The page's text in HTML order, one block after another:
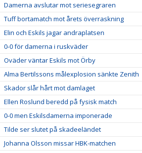
Damerna avslutar mot seriesegraren
Tuff bortamatch mot årets överraskning
Elin och Eskils jagar andraplatsen
0-0 för damerna i ruskväder
Oväder väntar Eskils mot Örby
Alma Bertilssons målexplosion sänkte Zenith
Skador slår hårt mot damlaget
Ellen Roslund beredd på fysisk match
0-0 men Eskilsdamerna imponerade
Tilde ser slutet på skadeeländet
Johanna Olsson missar HBK-matchen